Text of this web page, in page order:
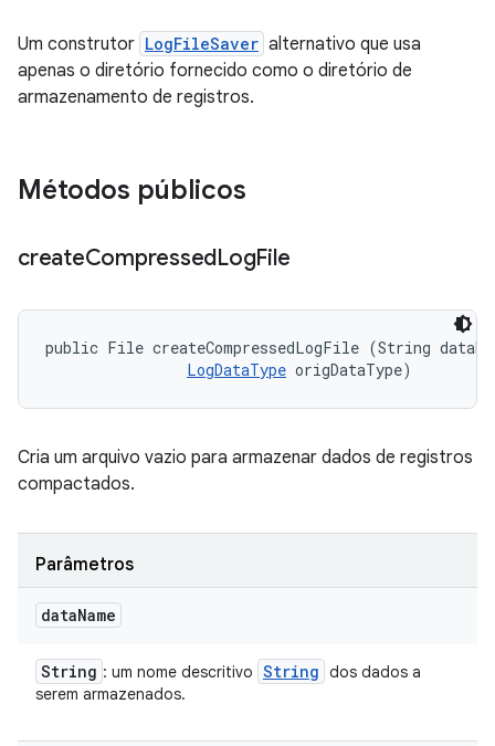
Um construtor LogFileSaver alternativo que usa
apenas o diretório fornecido como o diretório de
armazenamento de registros.
Métodos públicos
createCompressedLogFile
public File createCompressedLogFile (String
LogDataType origDataType)
Cria um arquivo vazio para armazenar dados de registros
compactados.
Parâmetros
dataName
String : um nome descritivo String dos dados a
serem armazenados.